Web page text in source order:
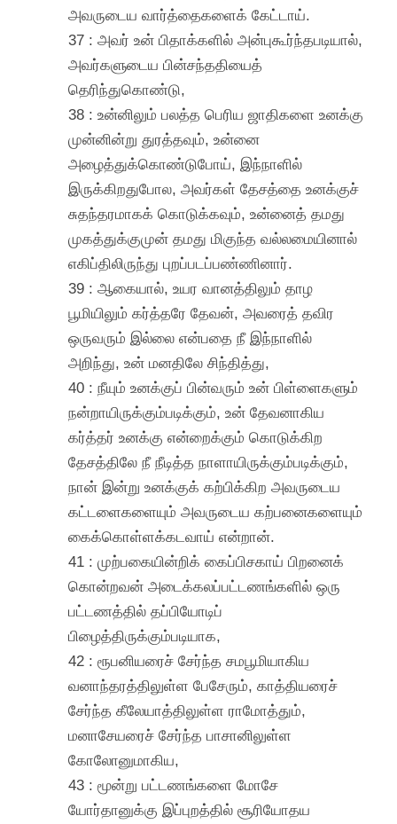
அவருடைய வார்த்தைகளைக் கேட்டாய்.
37 : அவர் உன் பிதாக்களில் அன்புகூர்ந்தபடியால்,
அவர்களுடைய பின்சந்ததியைத்
தெரிந்துகொண்டு,
38 : உன்னிலும் பலத்த பெரிய ஜாதிகளை உனக்கு
முன்னின்று துரத்தவும், உன்னை
அழைத்துக்கொண்டுபோய், இந்நாளில்
இருக்கிறதுபோல, அவர்கள் தேசத்தை உனக்குச்
சுதந்தரமாகக் கொடுக்கவும், உன்னைத் தமது
முகத்துக்குமுன் தமது மிகுந்த வல்லமையினால்
எகிப்திலிருந்து புறப்படப்பண்ணினார்.
39 : ஆகையால், உயர வானத்திலும் தாழ
பூமியிலும் கர்த்தரே தேவன், அவரைத் தவிர
ஒருவரும் இல்லை என்பதை நீ இந்நாளில்
அறிந்து, உன் மனதிலே சிந்தித்து,
40 : நீயும் உனக்குப் பின்வரும் உன் பிள்ளைகளும்
நன்றாயிருக்கும்படிக்கும், உன் தேவனாகிய
கர்த்தர் உனக்கு என்றைக்கும் கொடுக்கிற
தேசத்திலே நீ நீடித்த நாளாயிருக்கும்படிக்கும்,
நான் இன்று உனக்குக் கற்பிக்கிற அவருடைய
கட்டளைகளையும் அவருடைய கற்பனைகளையும்
கைக்கொள்ளக்கடவாய் என்றான்.
41 : முற்பகையின்றிக் கைப்பிசகாய் பிறனைக்
கொன்றவன் அடைக்கலப்பட்டணங்களில் ஒரு
பட்டணத்தில் தப்பியோடிப்
பிழைத்திருக்கும்படியாக,
42 : ரூபனியரைச் சேர்ந்த சமபூமியாகிய
வனாந்தரத்திலுள்ள பேசேரும், காத்தியரைச்
சேர்ந்த கீலேயாத்திலுள்ள ராமோத்தும்,
மனாசேயரைச் சேர்ந்த பாசானிலுள்ள
கோலோனுமாகிய,
43 : மூன்று பட்டணங்களை மோசே
யோர்தானுக்கு இப்புறத்தில் சூரியோதய